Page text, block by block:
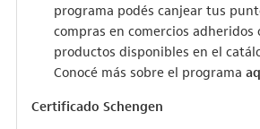
programa podés canjear tus
compras en comercios adheridos
productos disponibles en el
Conocé más sobre el programa
Certificado Schengen